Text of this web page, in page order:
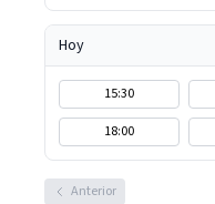
Hoy
15:30
18:00
Anterior